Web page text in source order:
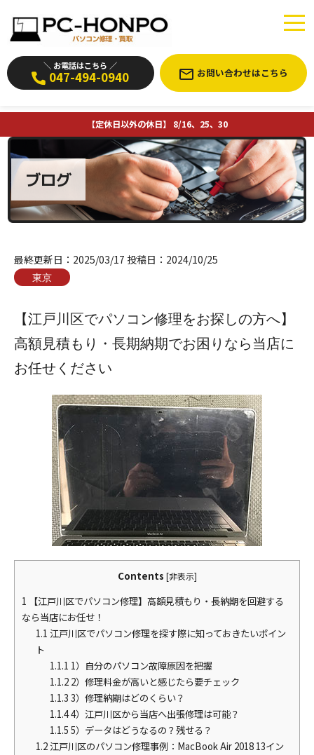
＼ お電話はこちら ／
047-494-0940 お問い合わせはこちら
【定休日以外の休日】 8/16、25、30
ブログ
最終更新日： 2025/03/17 投稿日： 2024/10/25
東京
【江戸川区でパソコン修理をお探しの方へ】
高額見積もり・長期納期でお困りなら当店に
お任せください
Contents [非表示]
1 【江戸川区でパソコン修理】高額見積もり・長納期を回避する
なら当店にお任せ！
1.1 江戸川区でパソコン修理を探す際に知っておきたいポイン
ト
1.1.1 1）自分のパソコン故障原因を把握
1.1.22）修理料金が高いと感じたら要チェック
1.1.3 3）修理納期はどのくらい？
1.1.44）江戸川区から当店へ出張修理は可能？
1.1.5 5）データはどうなるの？残せる？
1.2江戸川区のパソコン修理事例：MacBook Air 2018 13イン